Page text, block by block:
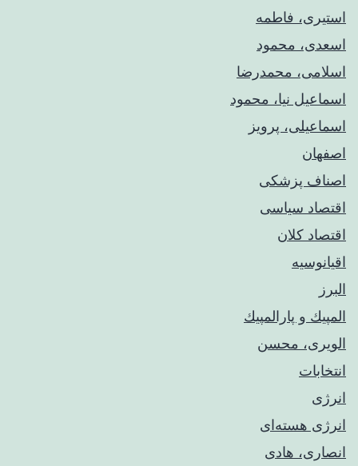
استیری، فاطمه
اسعدی، محمود
اسلامی، محمدرضا
اسماعیل نیا، محمود
اسماعیلی، پرویز
اصفهان
اصناف پزشکی
اقتصاد سیاسی
اقتصاد کلان
اقیانوسیه
البرز
المپيك و پارالمپيك
الویری، محسن
انتخابات
انرژی
انرژی هسته‌ای
انصاری، هادی